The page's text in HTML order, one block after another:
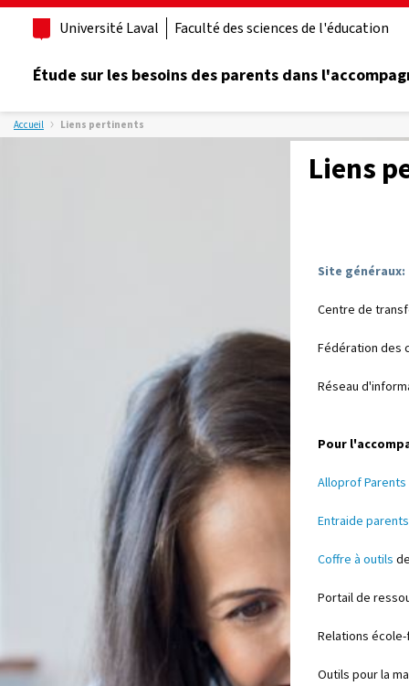
Université Laval Faculté des sciences de l'éducation
Étude sur les besoins des parents dans
Accueil Liens pertinents
Liens
Site généraux:
Centre de
Fédération des
Réseau
Pour
Alloprof Parents
Entraide parents
Coffre à outils
Portail de
Relations
Outils pour la